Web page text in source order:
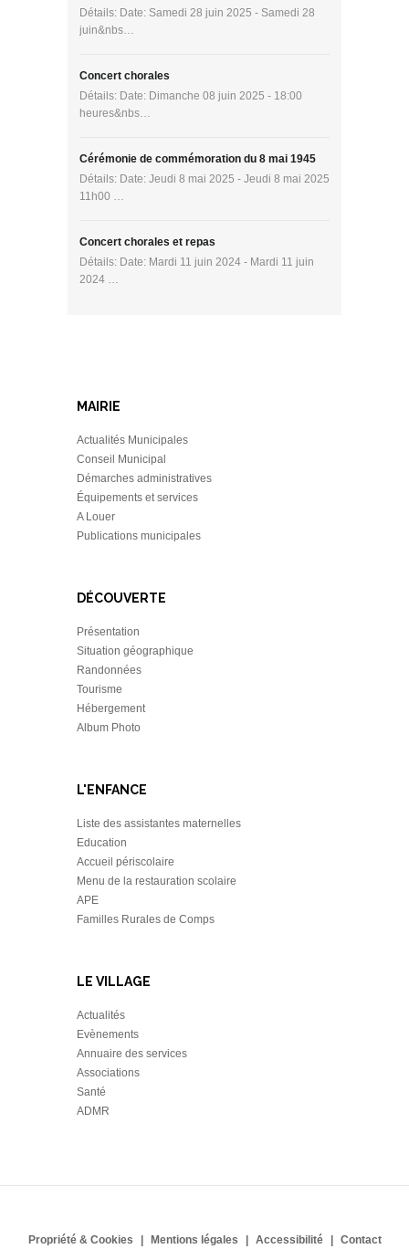
Détails: Date: Samedi 28 juin 2025 - Samedi 28
juin&nbs…
Concert chorales
Détails: Date: Dimanche 08 juin 2025 - 18:00
heures&nbs…
Cérémonie de commémoration du 8 mai 1945
Détails: Date: Jeudi 8 mai 2025 - Jeudi 8 mai 2025
11h00 …
Concert chorales et repas
Détails: Date: Mardi 11 juin 2024 - Mardi 11 juin
2024 …
MAIRIE
Actualités Municipales
Conseil Municipal
Démarches administratives
Équipements et services
A Louer
Publications municipales
DÉCOUVERTE
Présentation
Situation géographique
Randonnées
Tourisme
Hébergement
Album Photo
L'ENFANCE
Liste des assistantes maternelles
Education
Accueil périscolaire
Menu de la restauration scolaire
APE
Familles Rurales de Comps
LE VILLAGE
Actualités
Evènements
Annuaire des services
Associations
Santé
ADMR
Propriété & Cookies Mentions légales Accessibilité Contact